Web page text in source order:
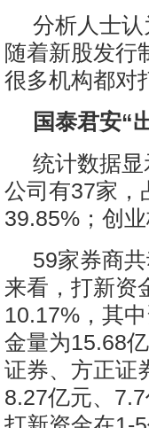
分析人士
随着新股发行
很多机构都对
国泰君安“
统计数据
公司有37家，
39.85%；创
59家券商
来看，打新资
10.17%，其
金量为15.68
证券、方正证
8.27亿元、